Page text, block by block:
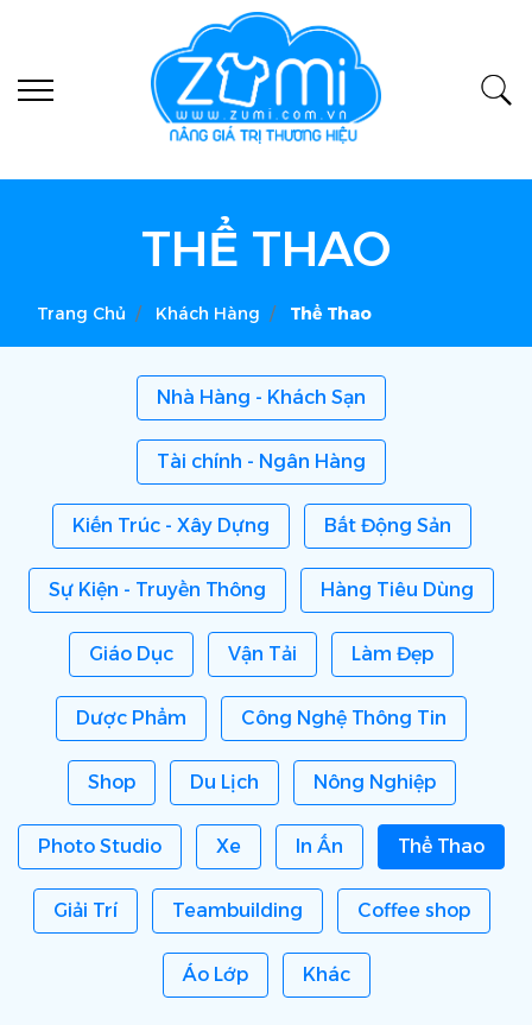
THỂ THAO
Trang Chủ Khách Hàng Thể Thao
Nhà Hàng - Khách Sạn
Tài chính - Ngân Hàng
Kiến Trúc - Xây Dựng Bất Động Sản
Sự Kiện - Truyền Thông Hàng Tiêu Dùng
Giáo Dục Vận Tải Làm Đẹp
Dược Phẩm Công Nghệ Thông Tin
Shop Du Lịch Nông Nghiệp
Photo Studio Xe In Ấn Thể Thao
Giải Trí Teambuilding Coffee shop
Áo Lớp Khác